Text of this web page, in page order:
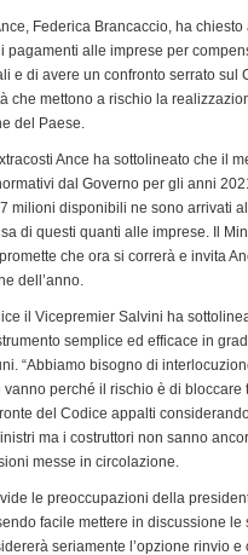
r
p
p
r
a
m
n
k
F
r
i
n
d
l
y
Federica Brancaccio, ha
pagamenti alle imprese per
e di avere un confronto serrato sul
che mettono a rischio la
del Paese.
Ance ha sottolineato che il
dal Governo per gli anni
milioni disponibili ne sono arrivati
di questi quanti alle imprese. Il
che ora si correrà e invita
dell’anno.
il Vicepremier Salvini ha
semplice ed efficace in
“Abbiamo bisogno di
perché il rischio è di bloccare
del Codice appalti
ma i costruttori non sanno
messe in circolazione.
le preoccupazioni della
facile mettere in discussione le
seriamente l’opzione rinvio e